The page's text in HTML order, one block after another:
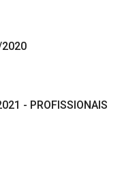
2020
- PROFISSIONAIS